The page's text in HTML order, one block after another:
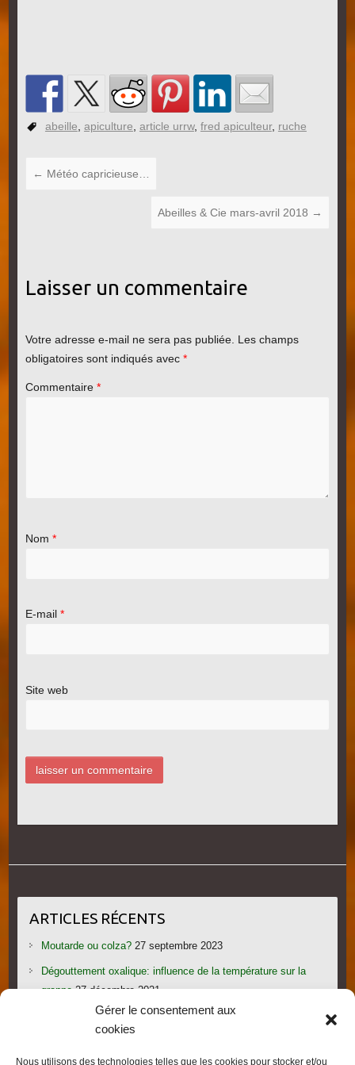
Gérer le consentement aux
cookies
Nous utilisons des technologies telles que les cookies pour stocker et/ou
abeille apiculture article urrw, fred apiculteur, ruche
← Météo capricieuse…
Abeilles & Cie mars-avril 2018 →
Laisser un commentaire
Votre adresse e-mail ne sera pas publiée. Les champs
obligatoires sont indiqués avec *
Commentaire *
Nom *
E-mail *
Site web
ARTICLES RÉCENTS
Moutarde ou colza? 27 septembre 2023
Dégouttement oxalique: influence de la température sur la
grappe 27 décembre 2021
Le candi provoque l’essaimage: vraiment?